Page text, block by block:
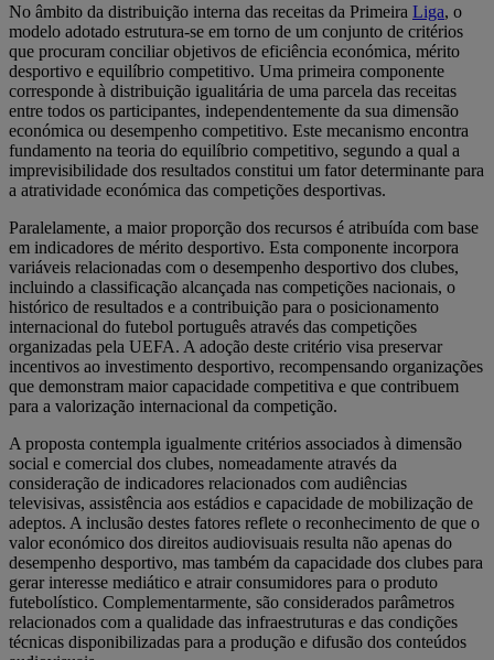
No âmbito da distribuição interna das receitas da Primeira Liga, o
modelo adotado estrutura-se em torno de um conjunto de critérios
que procuram conciliar objetivos de eficiência económica, mérito
desportivo e equilíbrio competitivo. Uma primeira componente
corresponde à distribuição igualitária de uma parcela das receitas
entre todos os participantes, independentemente da sua dimensão
económica ou desempenho competitivo. Este mecanismo encontra
fundamento na teoria do equilíbrio competitivo, segundo a qual a
imprevisibilidade dos resultados constitui um fator determinante para
a atratividade económica das competições desportivas.
Paralelamente, a maior proporção dos recursos é atribuída com base
em indicadores de mérito desportivo. Esta componente incorpora
variáveis relacionadas com o desempenho desportivo dos clubes,
incluindo a classificação alcançada nas competições nacionais, o
histórico de resultados e a contribuição para o posicionamento
internacional do futebol português através das competições
organizadas pela UEFA. A adoção deste critério visa preservar
incentivos ao investimento desportivo, recompensando organizações
que demonstram maior capacidade competitiva e que contribuem
para a valorização internacional da competição.
A proposta contempla igualmente critérios associados à dimensão
social e comercial dos clubes, nomeadamente através da
consideração de indicadores relacionados com audiências
televisivas, assistência aos estádios e capacidade de mobilização de
adeptos. A inclusão destes fatores reflete o reconhecimento de que o
valor económico dos direitos audiovisuais resulta não apenas do
desempenho desportivo, mas também da capacidade dos clubes para
gerar interesse mediático e atrair consumidores para o produto
futebolístico. Complementarmente, são considerados parâmetros
relacionados com a qualidade das infraestruturas e das condições
técnicas disponibilizadas para a produção e difusão dos conteúdos